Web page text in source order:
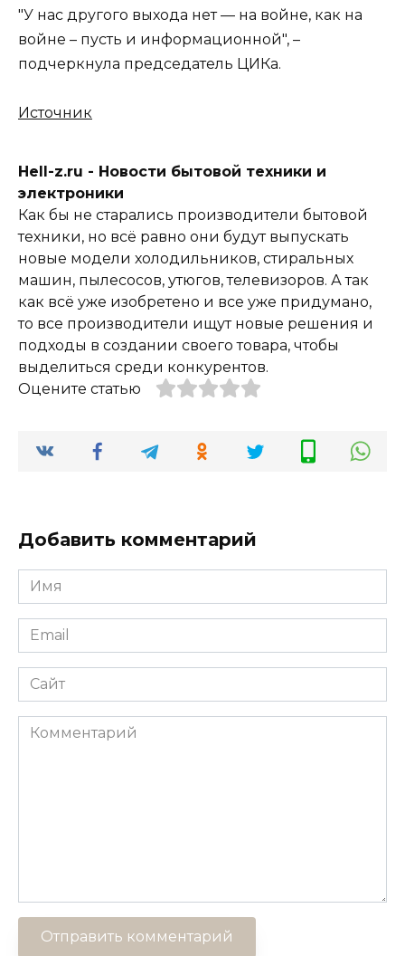
"У нас другого выхода нет — на войне, как на
войне – пусть и информационной", –
подчеркнула председатель ЦИКа.
Источник
Hell-z.ru - Новости бытовой техники и
электроники
Как бы не старались производители бытовой
техники, но всё равно они будут выпускать
новые модели холодильников, стиральных
машин, пылесосов, утюгов, телевизоров. А так
как всё уже изобретено и все уже придумано,
то все производители ищут новые решения и
подходы в создании своего товара, чтобы
выделиться среди конкурентов.
Оцените статью
Добавить комментарий
Имя
*
Email
*
Сайт
Комментарий